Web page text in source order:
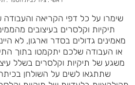
שימרו על כל דפי הקריאה
מאמינים גדולים בסדר וארגון, לא
או העבודה שלכם יתקמטו בתוך
משגע של תיקיות וקלסרים בשלל
שתתגאו לשים על השולחן